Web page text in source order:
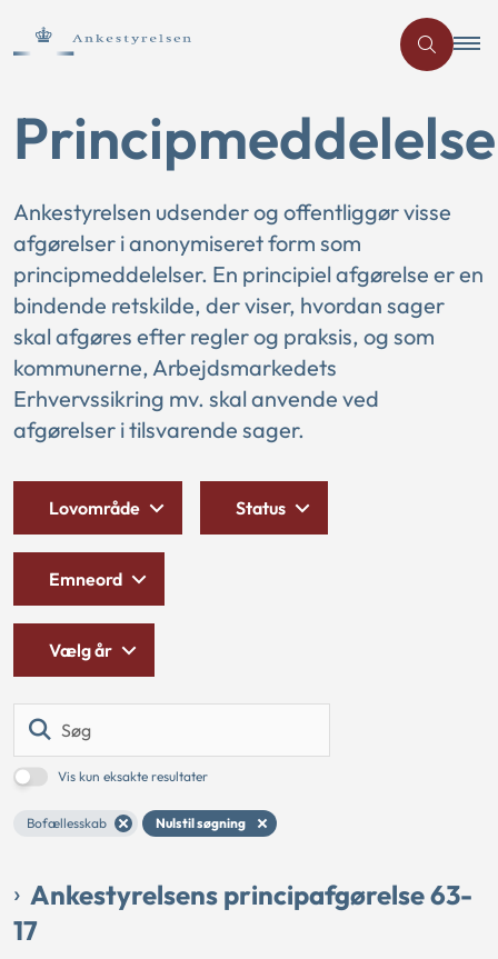
Ankestyrelsen udsender og offentliggør visse
afgørelser i anonymiseret form som
principmeddelelser. En principiel afgørelse er en
bindende retskilde, der viser, hvordan sager
skal afgøres efter regler og praksis, og som
kommunerne, Arbejdsmarkedets
Erhvervssikring mv. skal anvende ved
afgørelser i tilsvarende sager.
Vis kun eksakte resultater
Bofællesskab Nulstil søgning
Lovområde Status
Emneord
Vælg år
Ankestyrelsens principafgørelse 63-
17